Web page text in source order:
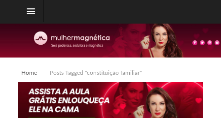
Home Posts Tagged "constituição familiar"